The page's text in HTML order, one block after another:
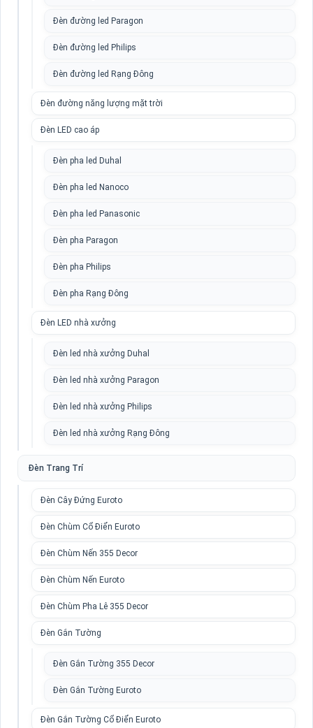
Đèn đường led Paragon
Đèn đường led Philips
Đèn đường led Rạng Đông
Đèn đường năng lượng mặt trời
Đèn LED cao áp
Đèn pha led Duhal
Đèn pha led Nanoco
Đèn pha led Panasonic
Đèn pha Paragon
Đèn pha Philips
Đèn pha Rạng Đông
Đèn LED nhà xưởng
Đèn led nhà xưởng Duhal
Đèn led nhà xưởng Paragon
Đèn led nhà xưởng Philips
Đèn led nhà xưởng Rạng Đông
Đèn Trang Trí
Đèn Cây Đứng Euroto
Đèn Chùm Cổ Điển Euroto
Đèn Chùm Nến 355 Decor
Đèn Chùm Nến Euroto
Đèn Chùm Pha Lê 355 Decor
Đèn Gắn Tường
Đèn Gắn Tường 355 Decor
Đèn Gắn Tường Euroto
Đèn Gắn Tường Cổ Điển Euroto